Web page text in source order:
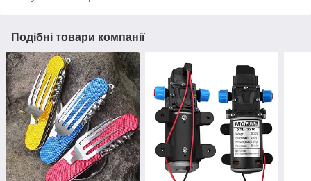
Подібні товари компанії